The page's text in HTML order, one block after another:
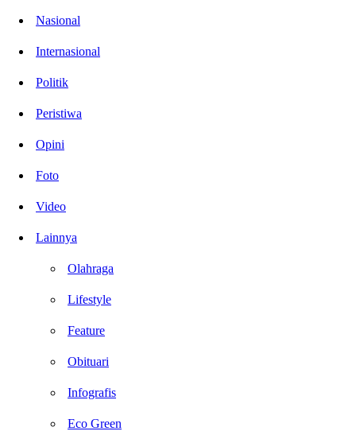
Nasional
Internasional
Politik
Peristiwa
Opini
Foto
Video
Lainnya
Olahraga
Lifestyle
Feature
Obituari
Infografis
Eco Green